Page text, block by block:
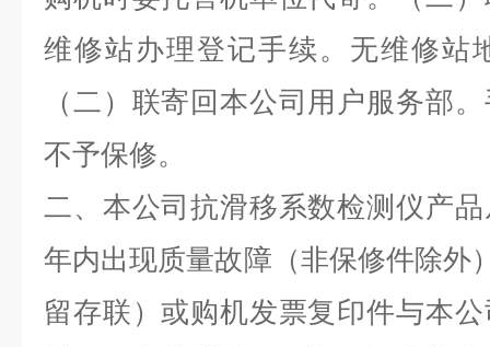
维修站办理登记手续。无维修站
（二）联寄回本公司用户服务部
不予保修。
二、本公司抗滑移系数检测仪产
年内出现质量故障（非保修件除外
留存联）或购机发票复印件与本